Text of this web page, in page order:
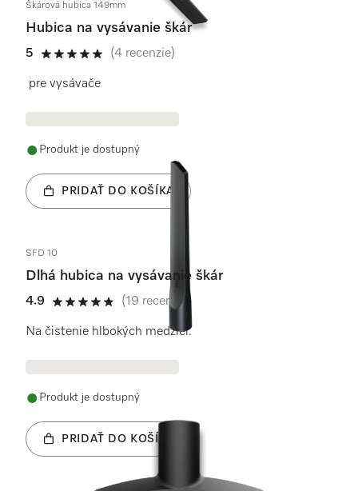
Škárová hubica 149mm
Hubica na vysávanie škár
5
5 / 5
(4 recenzie)
pre vysávače
Produkt je dostupný
PRIDAŤ DO KOŠÍKA
SFD 10
Dlhá hubica na vysávanie škár
4.9
4.9 / 5
(19 recenzie)
Na čistenie hlbokých medzier.
Produkt je dostupný
PRIDAŤ DO KOŠÍKA